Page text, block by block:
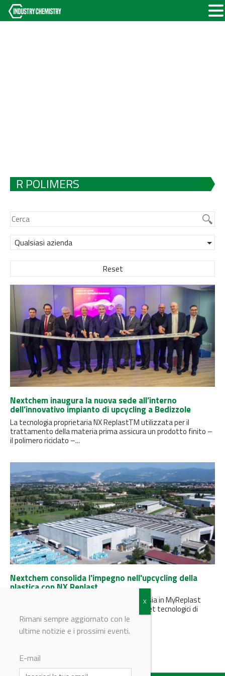
R POLIMERS
Qualsiasi azienda
Reset
Nextchem inaugura la nuova sede all’interno
dell’innovativo impianto di upcycling a Bedizzole
La tecnologia proprietaria NX ReplastTM utilizzata per il
trattamento della materia prima assicura un prodotto finito –
il polimero riciclato –...
Nextchem consolida l'impegno nell'upcycling della
plastica con NX Replast
L'acquisizione di un'ulteriore quota del 34% sia in MyReplast
Industries sia in MyReplast rafforza gli asset tecnologici di
Nextchem in...
Rimani sempre aggiornato con le
ultime notizie e i prossimi eventi.
E-mail